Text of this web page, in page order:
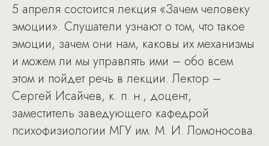
5 апреля состоится лекция «Зачем человеку
эмоции». Слушатели узнают о том, что такое
эмоции, зачем они нам, каковы их механизмы
и можем ли мы управлять ими – обо всем
этом и пойдет речь в лекции. Лектор –
Сергей Исайчев, к. п. н., доцент,
заместитель заведующего кафедрой
психофизиологии МГУ им. М. И. Ломоносова.